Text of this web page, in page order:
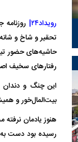
رویداد۲۴|
تحقیر و شاخ و
حاشیه‌های حضور
رفتار‌های سخیف
این چنگ و
بیت‌المال‌خور و
هنوز یادمان
رسیده بود دست به
مقصد احتمالی
مشخص شد